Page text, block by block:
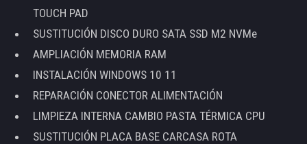
TOUCH PAD
SUSTITUCIÓN DISCO DURO SATA SSD M2 NVMe
AMPLIACIÓN MEMORIA RAM
INSTALACIÓN WINDOWS 10 11
REPARACIÓN CONECTOR ALIMENTACIÓN
LIMPIEZA INTERNA CAMBIO PASTA TÉRMICA CPU
SUSTITUCIÓN PLACA BASE CARCASA ROTA